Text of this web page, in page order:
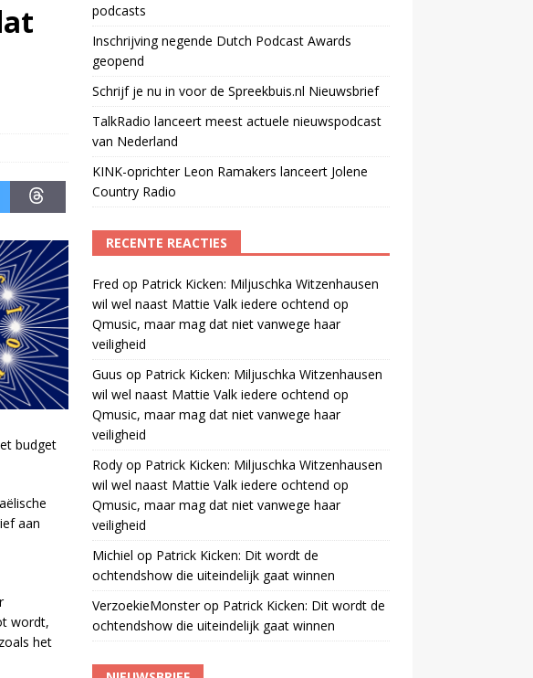
budget
aan
wordt,
het
podcasts
Inschrijving negende Dutch Podcast Awards
geopend
Schrijf je nu in voor de Spreekbuis.nl Nieuwsbrief
TalkRadio lanceert meest actuele nieuwspodcast
van Nederland
KINK-oprichter Leon Ramakers lanceert Jolene
Country Radio
RECENTE REACTIES
Fred op Patrick Kicken: Miljuschka Witzenhausen
wil wel naast Mattie Valk iedere ochtend op
Qmusic, maar mag dat niet vanwege haar
veiligheid
Guus op Patrick Kicken: Miljuschka Witzenhausen
wil wel naast Mattie Valk iedere ochtend op
Qmusic, maar mag dat niet vanwege haar
veiligheid
Rodyop Patrick Kicken: Miljuschka Witzenhausen
wil wel naast Mattie Valk iedere ochtend op
Qmusic, maar mag dat niet vanwege haar
veiligheid
Michiel op Patrick Kicken: Dit wordt de
ochtendshow die uiteindelijk gaat winnen
VerzoekieMonsterop Patrick Kicken: Dit wordt de
ochtendshow die uiteindelijk gaat winnen